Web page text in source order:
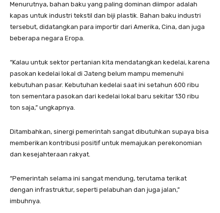
Menurutnya, bahan baku yang paling dominan diimpor adalah
kapas untuk industri tekstil dan biji plastik. Bahan baku industri
tersebut, didatangkan para importir dari Amerika, Cina, dan juga
beberapa negara Eropa.
“Kalau untuk sektor pertanian kita mendatangkan kedelai, karena
pasokan kedelai lokal di Jateng belum mampu memenuhi
kebutuhan pasar. Kebutuhan kedelai saat ini setahun 600 ribu
ton sementara pasokan dari kedelai lokal baru sekitar 130 ribu
ton saja,” ungkapnya.
Ditambahkan, sinergi pemerintah sangat dibutuhkan supaya bisa
memberikan kontribusi positif untuk memajukan perekonomian
dan kesejahteraan rakyat.
“Pemerintah selama ini sangat mendung, terutama terikat
dengan infrastruktur, seperti pelabuhan dan juga jalan,”
imbuhnya.